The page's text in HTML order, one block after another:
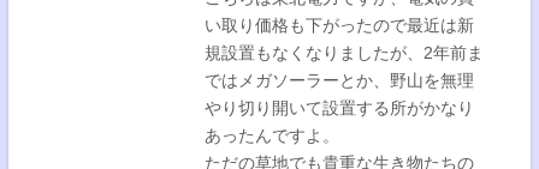
い取り価格も下がったので最近は新
規設置もなくなりましたが、2年前ま
ではメガソーラーとか、野山を無理
やり切り開いて設置する所がかなり
あったんですよ。
ただの草地でも貴重な生き物たちの